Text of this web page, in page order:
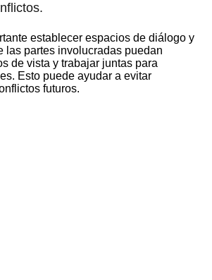
establecer espacios de diálogo y
las partes involucradas puedan
de vista y trabajar juntas para
Esto puede ayudar a evitar
futuros.